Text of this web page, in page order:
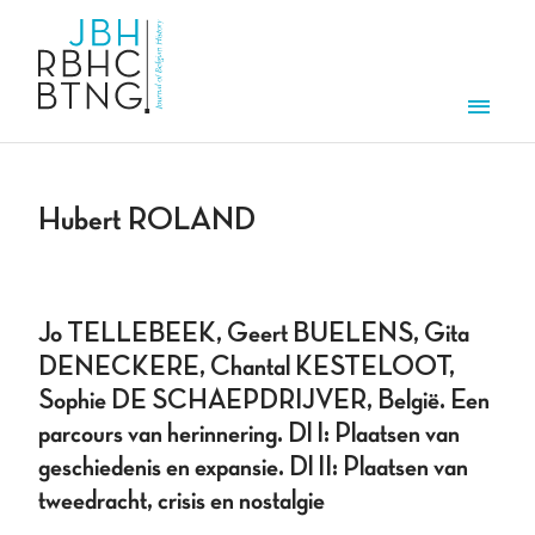
Hubert ROLAND
Jo TELLEBEEK, Geert BUELENS, Gita
DENECKERE, Chantal KESTELOOT,
Sophie DE SCHAEPDRIJVER, België. Een
parcours van herinnering. Dl I: Plaatsen van
geschiedenis en expansie. Dl II: Plaatsen van
tweedracht, crisis en nostalgie